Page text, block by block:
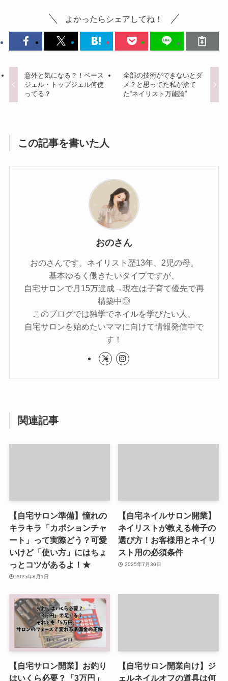
よかったらシェアしてね！
意外と気になる？！ベース
ジェル・トップジェル何使
ってる？
全部の技術ができないとダ
メ？と思ってた私が捨て
た“ネイリスト万能論”
この記事を書いた人
おのさん
おのさんです。ネイリスト歴13年、2児の母。
基本ゆるく働きたいタイプですが、
自宅サロンで月15万達成→現在は子育て優先で再
構築中◎
このブログでは独学でネイルを学びたい人、
自宅サロンを始めたいママに向けて情報発信中で
す！
関連記事
【自宅サロン準備】憧れの
キラキラ「カボションチャ
ート」って実際どう？可愛
いけど「使い方」にはちょ
っとコツがあるよ！★
2025年8月1日
【自宅ネイルサロン開業】
ネイリストが教える椅子の
選び方！お客様用とネイリ
スト用の必須条件
2025年7月30日
【自宅サロン開業】お釣り
はいくら必要？「3万円」
【自宅サロン開業向け】ジ
ェルネイルオフの道具は何